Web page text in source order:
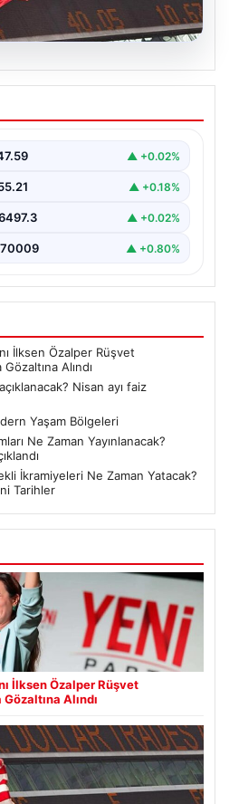
zaman açıklanacak?
belli oldu
▲ +0.02%
▲ +0.18%
▲ +0.02%
▲ +0.80%
İlksen Özalper Rüşvet
Alındı
Nisan ayı faiz
Yaşam Bölgeleri
Ne Zaman Yayınlanacak?
İkramiyeleri Ne Zaman Yatacak?
Tarihler
İlksen Özalper Rüşvet
Alındı